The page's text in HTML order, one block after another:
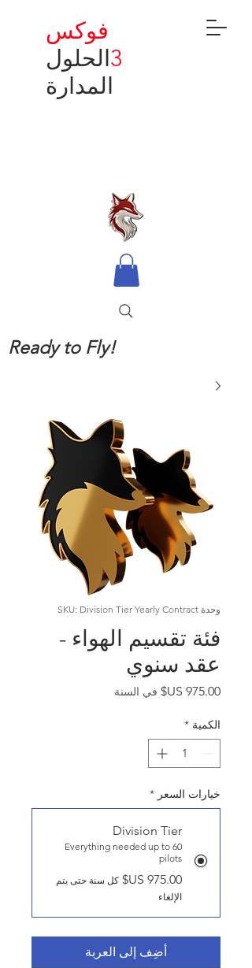
فوكس
3الحلول
المدارة
Ready to Fly!
وحدة SKU: Division Tier Yearly Contract
فئة تقسيم الهواء -
عقد سنوي
السعر
في السنة
الكمية *
خيارات السعر *
Division Tier
Everything needed up to 60
pilots
كل سنة حتى يتم
الإلغاء
أضِف إلى العربة